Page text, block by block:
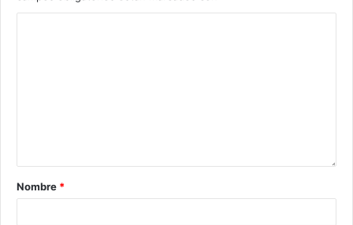
Nombre *